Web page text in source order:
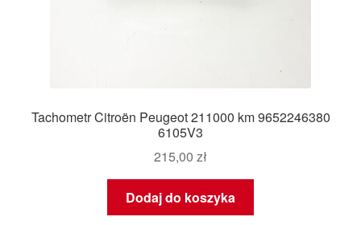
Tachometr Citroën Peugeot 211000 km 9652246380
6105V3
215,00 zł
Dodaj do koszyka